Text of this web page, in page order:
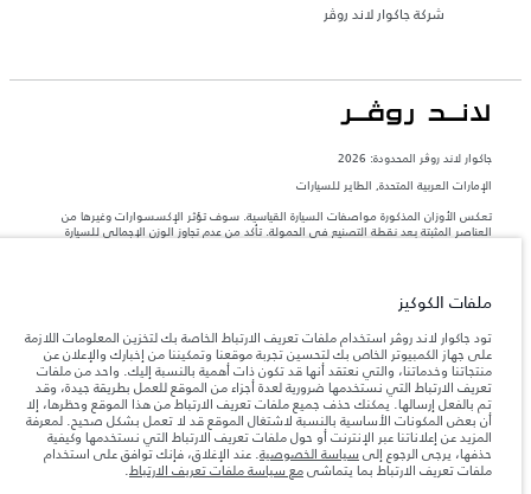
شركة جاكوار لاند روڤر
جاكوار لاند روڨر المحدودة: 2026
الإمارات العربية المتحدة, الطاير للسيارات
تعكس الأوزان المذكورة مواصفات السيارة القياسية. سوف تؤثر الإكسسوارات وغيرها من
العناصر المثبتة بعد نقطة التصنيع في الحمولة. تأكد من عدم تجاوز الوزن الإجمالي للسيارة
المعلومات والمواصفات والأسعار والألوان المذكورة على هذا الموقع قد تختلف من بلد إلى
آخر، كما أنّها قد تتغير بدون إشعار مسبق. الرجاء التواصل مع وكيلنا المحلي للتأكد من توفّرها
والتحقق من الأسعار.
ملاحظة مهمة حول الصور والمواصفات.إن النقص العالمي في أشباه الموصلات يؤثر حاليًا
في مواصفات تصميم السيارات وتوفر الخيارات وتوقيتات التصاميم. هذا ظرف ديناميكي
للغاية، ونتيجة لذلك، قد لا تمثّل الصور المستخدَمة ضمن موقع الويب حاليًا المواصفات الحالية
بالكامل بالنسبة إلى الميزات والخيارات والحلية ومجموعات الألوان. يرجى استشارة وكيلك الذي
سيتمكّن من تأكيد أي تقييدات حالية معك للسماح لك باتخاذ قرار مدروس
الأرقام المقدمة هي نتيجة لاختبارات المصنع الرسمية وفقاً لتشريعات الاتحاد الأوروبي. قد
يتباين استهلك الوقود الفعلي للمركبة عن ذلك المتحقق في تلك الاختبارات كما أن هذه
ملفات الكوكيز
تود جاكوار لاند روڤر استخدام ملفات تعريف الارتباط الخاصة بك لتخزين المعلومات اللازمة
على جهاز الكمبيوتر الخاص بك لتحسين تجربة موقعنا وتمكيننا من إخبارك والإعلان عن
منتجاتنا وخدماتنا، والتي نعتقد أنها قد تكون ذات أهمية بالنسبة إليك. واحد من ملفات
تعريف الارتباط التي نستخدمها ضرورية لعدة أجزاء من الموقع للعمل بطريقة جيدة، وقد
تم بالفعل إرسالها. يمكنك حذف جميع ملفات تعريف الارتباط من هذا الموقع وحظرها، إلا
أن بعض المكونات الأساسية بالنسبة لاشتغال الموقع قد لا تعمل بشكل صحيح. لمعرفة
المزيد عن إعلاناتنا عبر الإنترنت أو حول ملفات تعريف الارتباط التي نستخدمها وكيفية
حذفها، يرجى الرجوع إلى سياسة الخصوصية. عند الإغلاق، فإنك توافق على استخدام
ملفات تعريف الارتباط بما يتماشىمع سياسة ملفات تعريف الارتباط.